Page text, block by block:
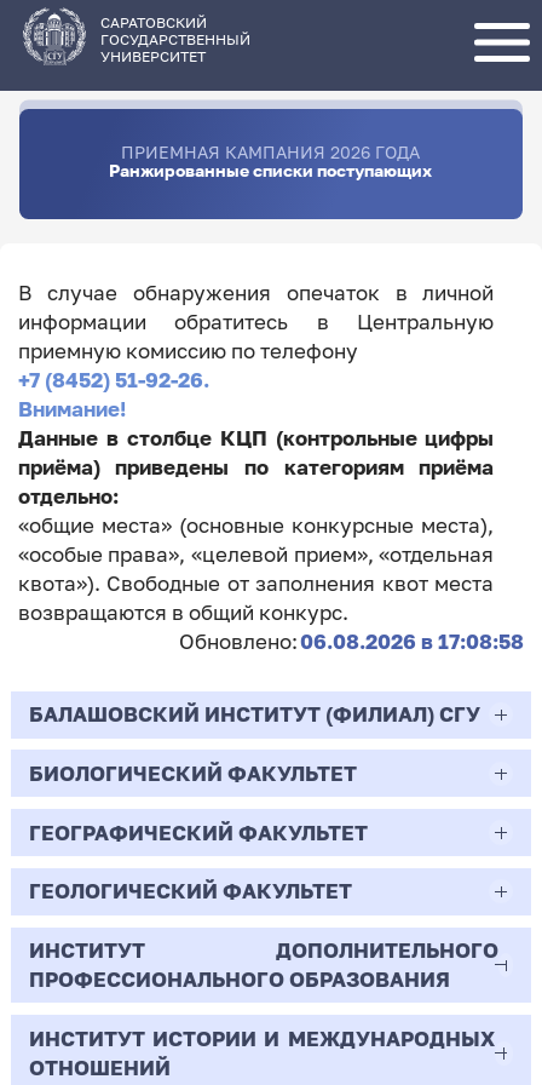
основному
содержанию
САРАТОВСКИЙ
ГОСУДАРСТВЕННЫЙ
УНИВЕРСИТЕТ
ПРИЕМНАЯ КАМПАНИЯ 2026 ГОДА
Ранжированные списки поступающих
В случае обнаружения опечаток в личной
информации обратитесь в Центральную
приемную комиссию по телефону
+7 (8452) 51-92-26.
Внимание!
Данные в столбце КЦП (контрольные цифры
приёма) приведены по категориям приёма
отдельно:
«общие места» (основные конкурсные места),
«особые права», «целевой прием», «отдельная
квота»). Свободные от заполнения квот места
возвращаются в общий конкурс.
Обновлено:06.08.2026 в 17:08:58
БАЛАШОВСКИЙ ИНСТИТУТ (ФИЛИАЛ) СГУ
44.03.02
Психолого-педагогическое образование
Очная | Бакалавр
Всего бюджетных мест - 10
Бюджет/
Общие места
Профиль: Практическая
психология образования
БИОЛОГИЧЕСКИЙ ФАКУЛЬТЕТ
06.03.01
Биология
Очная | Бакалавр
Всего бюджетных мест - 50
Бюджет/Общие места
ГЕОГРАФИЧЕСКИЙ ФАКУЛЬТЕТ
05.03.02
География
Очная | Бакалавр
Всего бюджетных мест - 15
ГЕОЛОГИЧЕСКИЙ ФАКУЛЬТЕТ
05.03.01
Геология
Очная | Бакалавр
ИНСТИТУТ ДОПОЛНИТЕЛЬНОГО
ПРОФЕССИОНАЛЬНОГО ОБРАЗОВАНИЯ
38.03.02
ИНСТИТУТ ИСТОРИИ И МЕЖДУНАРОДНЫХ
ОТНОШЕНИЙ